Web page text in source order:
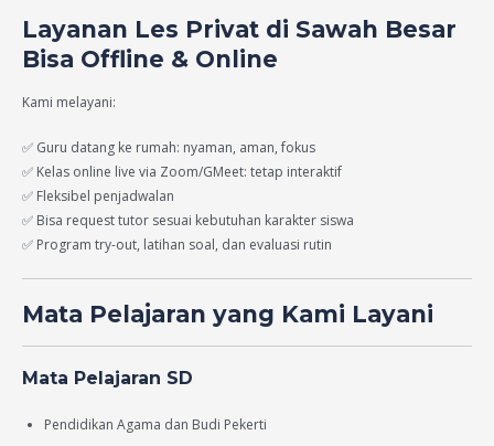
Layanan Les Privat di Sawah Besar
Bisa Offline & Online
Kami melayani:
✅ Guru datang ke rumah: nyaman, aman, fokus
✅ Kelas online live via Zoom/GMeet: tetap interaktif
✅ Fleksibel penjadwalan
✅ Bisa request tutor sesuai kebutuhan karakter siswa
✅ Program try-out, latihan soal, dan evaluasi rutin
Mata Pelajaran yang Kami Layani
Mata Pelajaran SD
Pendidikan Agama dan Budi Pekerti